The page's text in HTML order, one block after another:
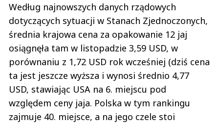
Według najnowszych danych rządowych
dotyczących sytuacji w Stanach Zjednoczonych,
średnia krajowa cena za opakowanie 12 jaj
osiągnęła tam w listopadzie 3,59 USD, w
porównaniu z 1,72 USD rok wcześniej (dziś cena
ta jest jeszcze wyższa i wynosi średnio 4,77
USD, stawiając USA na 6. miejscu pod
względem ceny jaja. Polska w tym rankingu
zajmuje 40. miejsce, a na jego czele stoi